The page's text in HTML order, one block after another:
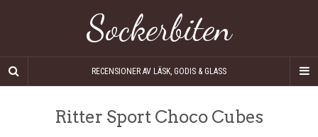
Sockerbiten
RECENSIONER AV LÄSK, GODIS & GLASS
Ritter Sport Choco Cubes